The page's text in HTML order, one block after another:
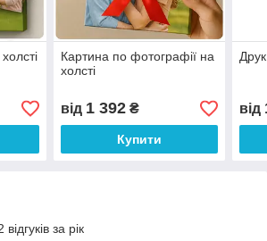
Картина по фотографії на
холсті
від 1 392₴
Купити
від
за рік